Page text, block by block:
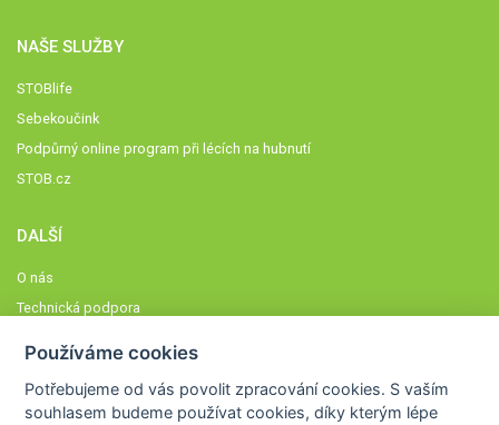
NAŠE SLUŽBY
STOBlife
Sebekoučink
Podpůrný online program při lécích na hubnutí
STOB.cz
DALŠÍ
O nás
Technická podpora
Členové STOBklubu
Používáme cookies
Potřebujeme od vás povolit zpracování cookies. S vaším
souhlasem budeme používat cookies, díky kterým lépe